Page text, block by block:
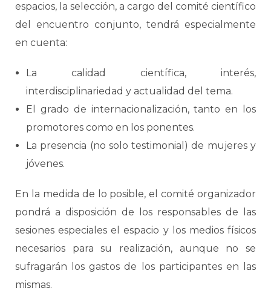
espacios, la selección, a cargo del comité científico
del encuentro conjunto, tendrá especialmente
en cuenta:
La calidad científica, interés,
interdisciplinariedad y actualidad del tema.
El grado de internacionalización, tanto en los
promotores como en los ponentes.
La presencia (no solo testimonial) de mujeres y
jóvenes.
En la medida de lo posible, el comité organizador
pondrá a disposición de los responsables de las
sesiones especiales el espacio y los medios físicos
necesarios para su realización, aunque no se
sufragarán los gastos de los participantes en las
mismas.